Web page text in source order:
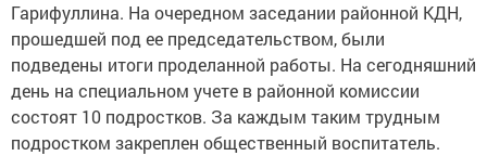
Гарифуллина. На очередном заседании районной КДН,
прошедшей под ее председательством, были
подведены итоги проделанной работы. На сегодняшний
день на специальном учете в районной комиссии
состоят 10 подростков. За каждым таким трудным
подростком закреплен общественный воспитатель.